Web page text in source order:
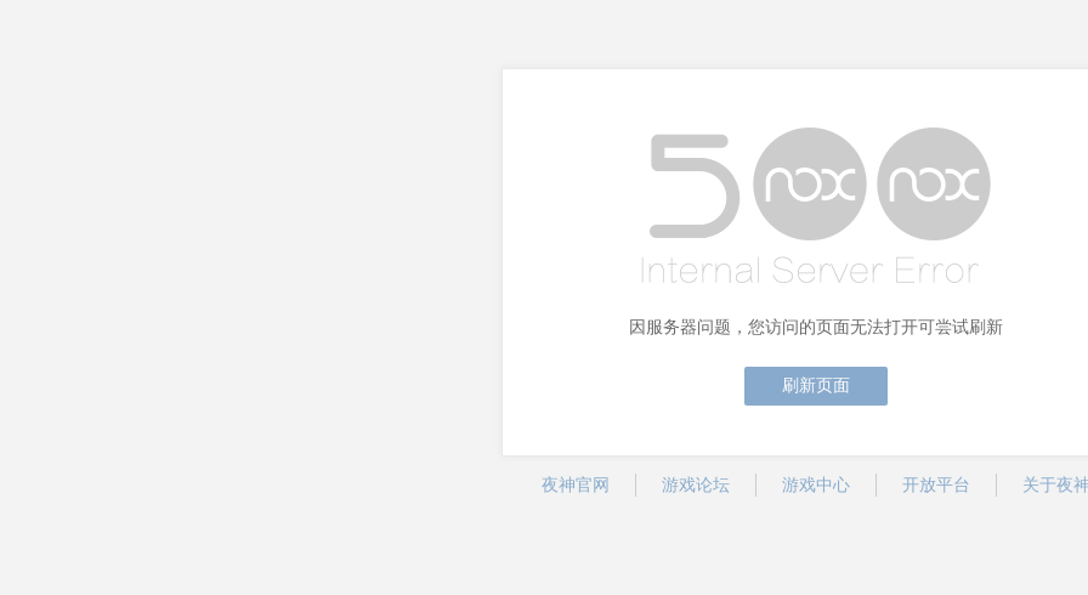
因服务器问题，您访问的页面无法打开可尝试刷新
刷新页面
夜神官网 游戏论坛 游戏中心 开放平台 关于夜